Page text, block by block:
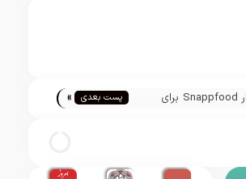
دانلود نرم‌افزار Snappfood برای
پست بعدی »